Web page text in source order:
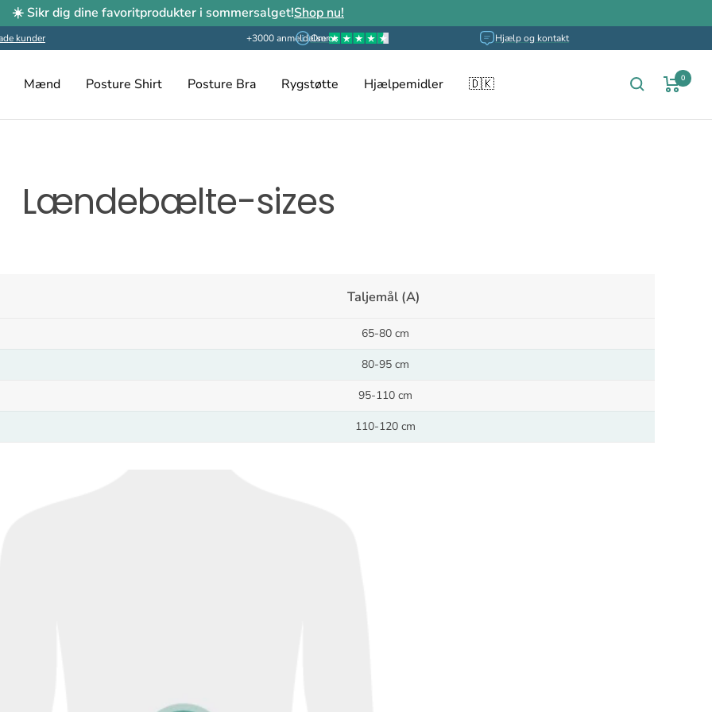
☀️ Sikr dig dine favoritprodukter i sommersalget!Shop nu!
kunder +3000 anmeldelser
Om os Hjælp og kontakt
Mænd Posture Shirt Posture Bra Rygstøtte Hjælpemidler 🇩🇰 0
Lændebælte-sizes
Taljemål (A)
65-80 cm
80-95 cm
95-110 cm
110-120 cm